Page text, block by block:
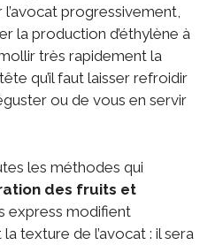
progressivement,
la production d’éthylène à
très rapidement la
qu’il faut laisser refroidir
ou de vous en servir
les méthodes qui
des fruits et
express modifient
texture de l’avocat : il sera